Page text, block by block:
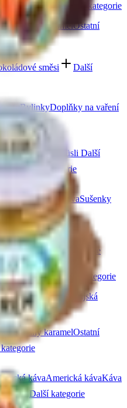
bez cukru
Další kategorie
Slaný karamelOstatní
směsi
Další
BylinkyDoplňky na vaření
Ovoce do müsli Další
Další kategorie
křupkyChalvaSušenky
Další kategorie
oleje
Další kategorie
sladidlaKoření
Asijská
Slaný karamelOstatní
kávaAmerická kávaKáva
Další kategorie